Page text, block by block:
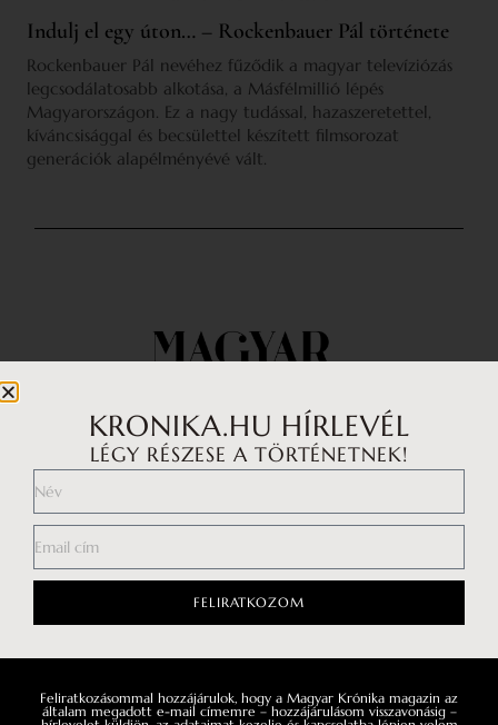
Indulj el egy úton… – Rockenbauer Pál története
Rockenbauer Pál nevéhez fűződik a magyar televíziózás
legcsodálatosabb alkotása, a Másfélmillió lépés
Magyarországon. Ez a nagy tudással, hazaszeretettel,
kíváncsisággal és becsülettel készített filmsorozat
generációk alapélményévé vált.
Általános Szerződési Feltételek
KRONIKA.HU HÍRLEVÉL
LÉGY RÉSZESE A TÖRTÉNETNEK!
FELIRATKOZOM
Feliratkozásommal hozzájárulok, hogy a Magyar Krónika magazin az
általam megadott e-mail címemre – hozzájárulásom visszavonásig –